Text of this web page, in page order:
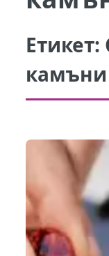
Етикет:
камъни